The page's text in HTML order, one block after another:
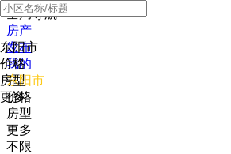
全局导航
房产
发布
我的
东阳市
价格
房型
更多
东阳市
价格
房型
更多
不限